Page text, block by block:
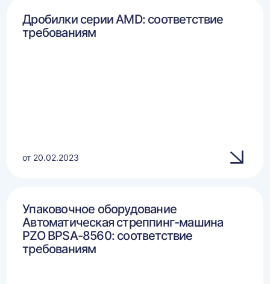
Дробилки серии AMD: соответствие
требованиям
от 20.02.2023
Упаковочное оборудование
Автоматическая стреппинг-машина
PZO BPSA-8560: соответствие
требованиям